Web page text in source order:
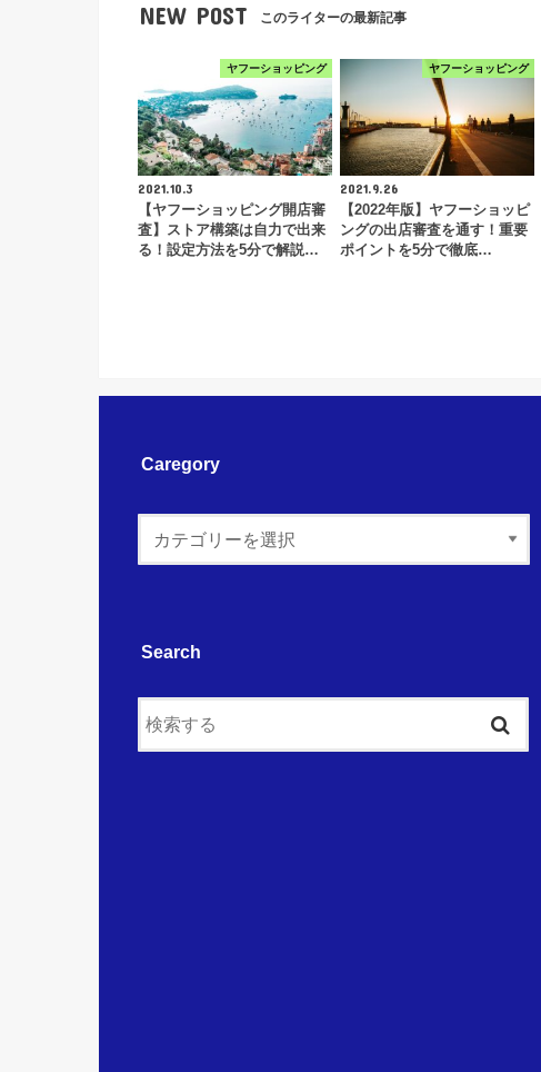
NEW POST このライターの最新記事
ヤフーショッピング
2021.10.3
【ヤフーショッピング開店審
査】ストア構築は自力で出来
る！設定方法を5分で解説…
ヤフーショッピング
2021.9.26
【2022年版】ヤフーショッピ
ングの出店審査を通す！重要
ポイントを5分で徹底…
Caregory
Search